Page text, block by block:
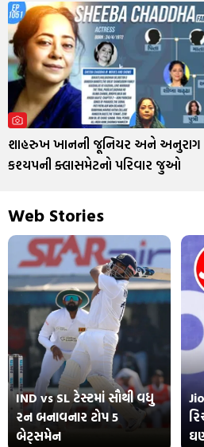
શાહરુખ ખાનની જૂનિયર અને અનુરાગ
કશ્યપની ક્લાસમેટનો પરિવાર જુઓ
Web Stories
IND vs SL ટેસ્ટમાં સૌથી વધુ
રન બનાવનાર ટોપ 5
બેટ્સમેન